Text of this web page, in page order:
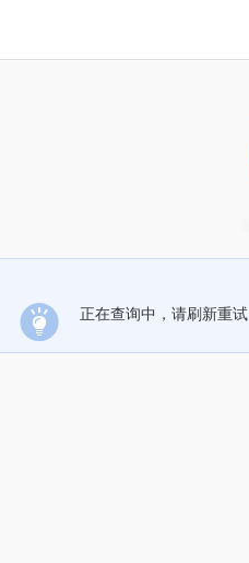
正在查询中，请刷新重试